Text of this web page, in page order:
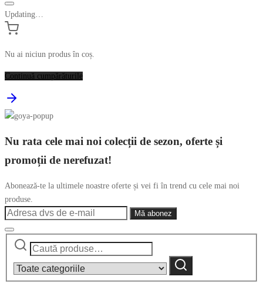
Updating…
Nu ai niciun produs în coș.
Continuă cumpărăturile
Nu rata cele mai noi colecții de sezon, oferte și
promoții de nerefuzat!
Abonează-te la ultimele noastre oferte și vei fi în trend cu cele mai noi
produse.
Caută
category:
Caută